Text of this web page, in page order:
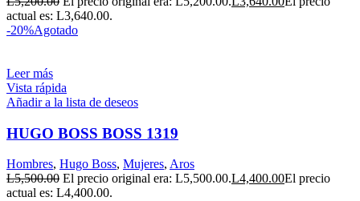
actual es: L3,640.00.
-20%Agotado
Leer más
Vista rápida
Añadir a la lista de deseos
HUGO BOSS BOSS 1319
Hombres, Hugo Boss, Mujeres, Aros
L5,500.00 El precio original era: L5,500.00.L4,400.00El precio
actual es: L4,400.00.